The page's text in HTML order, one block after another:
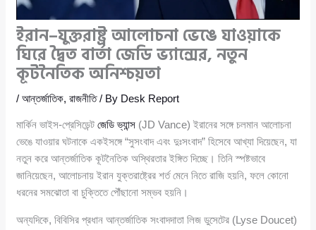
ইরান–যুক্তরাষ্ট্র আলোচনা ভেঙে যাওয়াকে
ঘিরে দ্বৈত বার্তা জেডি ভ্যান্সের, নতুন
কূটনৈতিক অনিশ্চয়তা
/আন্তর্জাতিক,রাজনীতি/ By Desk Report
মার্কিন ভাইস-প্রেসিডেন্টজেডি ভ্যান্স (JD Vance) ইরানের সঙ্গে চলমান আলোচনা
ভেঙে যাওয়ার ঘটনাকে একইসঙ্গে “সুসংবাদ এবং দুঃসংবাদ” হিসেবে আখ্যা দিয়েছেন, যা
নতুন করে আন্তর্জাতিক কূটনৈতিক অস্থিরতার ইঙ্গিত দিচ্ছে। তিনি স্পষ্টভাবে
জানিয়েছেন, আলোচনায় ইরান যুক্তরাষ্ট্রের শর্ত মেনে নিতে রাজি হয়নি, ফলে কোনো
ধরনের সমঝোতা বা চুক্তিতে পৌঁছানো সম্ভব হয়নি।
অন্যদিকে, বিবিসির প্রধান আন্তর্জাতিক সংবাদদাতা লিজ ডুসেটের (Lyse Doucet)